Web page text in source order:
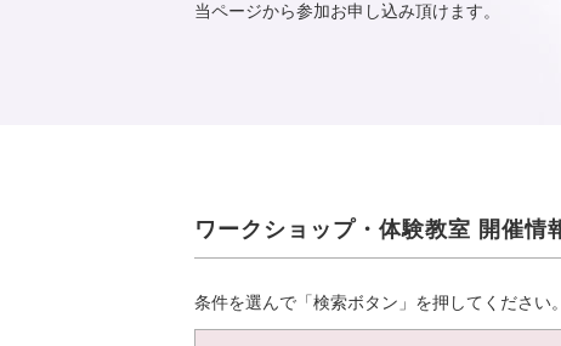
当ページから参加お申し込み頂けます。
ワークショップ・体験教室 開催情
条件を選んで「検索ボタン」を押してください